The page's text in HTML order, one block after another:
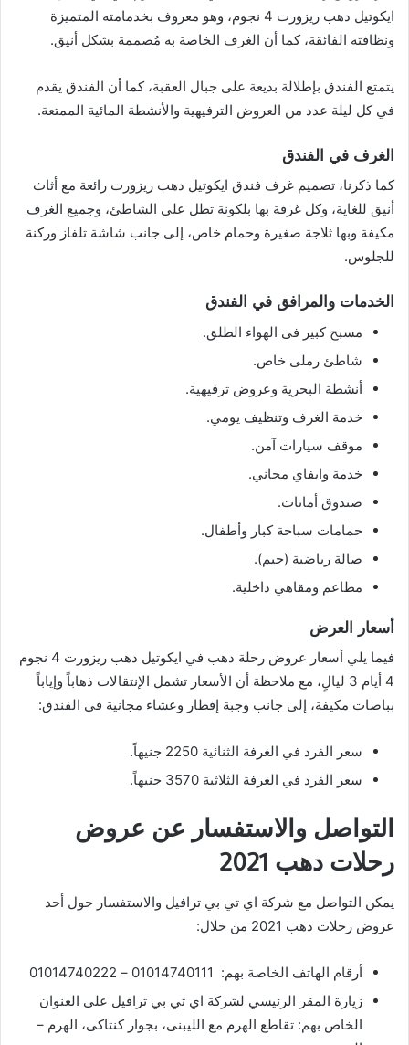
ايكوتيل دهب ريزورت 4 نجوم، وهو معروف بخدمامته المتميزة
ونظافته الفائقة، كما أن الغرف الخاصة به مُصممة بشكل أنيق.
يتمتع الفندق بإطلالة بديعة على جبال العقبة، كما أن الفندق يقدم
في كل ليلة عدد من العروض الترفيهية والأنشطة المائية الممتعة.
الغرف في الفندق
كما ذكرنا، تصميم غرف فندق ايكوتيل دهب ريزورت رائعة مع أثاث
أنيق للغاية، وكل غرفة بها بلكونة تطل على الشاطئ، وجميع الغرف
مكيفة وبها ثلاجة صغيرة وحمام خاص، إلى جانب شاشة تلفاز وركنة
للجلوس.
الخدمات والمرافق في الفندق
مسبح كبير فى الهواء الطلق.
شاطئ رملى خاص.
أنشطة البحرية وعروض ترفيهية.
خدمة الغرف وتنظيف يومي.
موقف سيارات آمن.
خدمة وايفاي مجاني.
صندوق أمانات.
حمامات سباحة كبار وأطفال.
صالة رياضية (جيم).
مطاعم ومقاهي داخلية.
أسعار العرض
فيما يلي أسعار عروض رحلة دهب في ايكوتيل دهب ريزورت 4 نجوم
4 أيام 3 ليالٍ، مع ملاحظة أن الأسعار تشمل الإنتقالات ذهاباً وإياباً
بباصات مكيفة، إلى جانب وجبة إفطار وعشاء مجانية في الفندق:
سعر الفرد في الغرفة الثنائية 2250 جنيهاً.
سعر الفرد في الغرفة الثلاثية 3570 جنيهاً.
التواصل والاستفسار عن عروض
رحلات دهب 2021
يمكن التواصل مع شركة اي تي بي ترافيل والاستفسار حول أحد
عروض رحلات دهب 2021 من خلال:
أرقام الهاتف الخاصة بهم: 01014740111 – 01014740222
زيارة المقر الرئيسي لشركة اي تي بي ترافيل على العنوان
الخاص بهم: تقاطع الهرم مع الليبنى، بجوار كنتاكى، الهرم –